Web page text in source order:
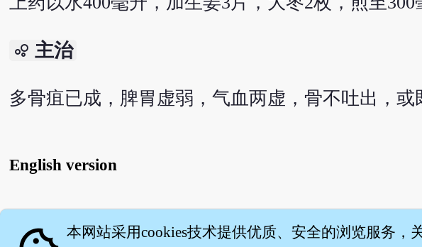
bubble_chart 主治
多骨疽已成，脾胃虚弱，气血两虚，骨不吐出，或
English version
关于 | 联络我们
本网站采用cookies技术提供优质、安全的浏览服务，